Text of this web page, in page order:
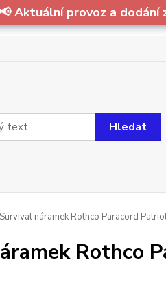
Aktuální provoz a dodání
Hledat
Survival náramek Rothco Paracord
Rothco